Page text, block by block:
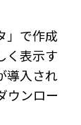
」で作成
く表示す
導入され
ウンロー